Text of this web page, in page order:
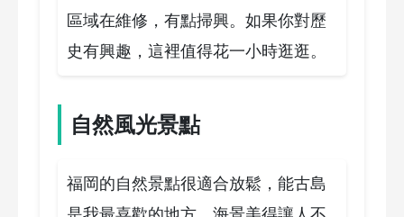
區域在維修，有點掃興。如果你對歷
史有興趣，這裡值得花一小時逛逛。
自然風光景點
福岡的自然景點很適合放鬆，能古島